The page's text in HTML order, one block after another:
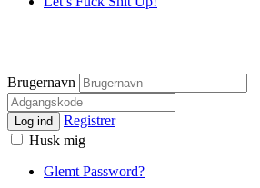
Brugernavn
Log ind
Registrer
Husk mig
Glemt Password?